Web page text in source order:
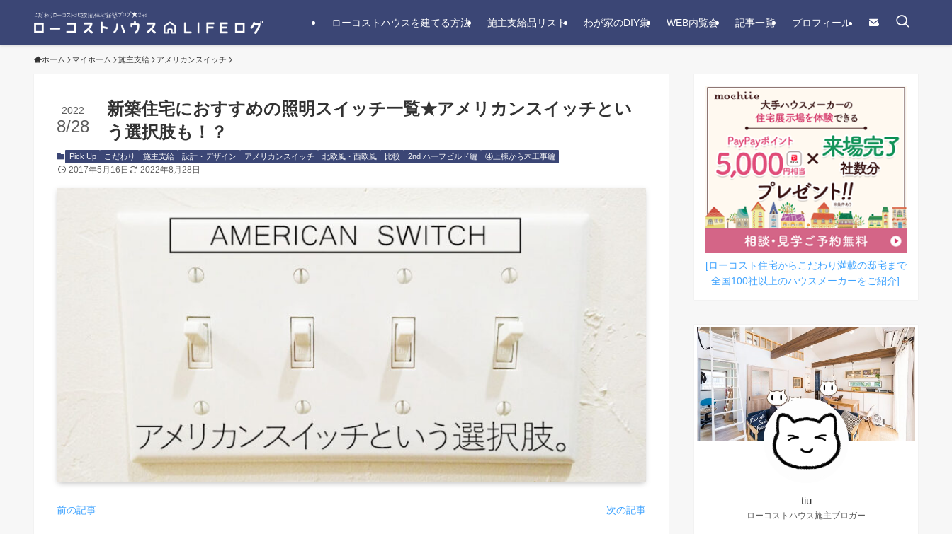
ローコストハウスを建てる方法 施主支給品リスト わが家のDIY集 WEB内覧会 記事一覧 プロフィール
ホーム マイホーム 施主支給 アメリカンスイッチ
新築住宅におすすめの照明スイッチ一覧★アメリカンスイッチとい
う選択肢も！？
2022
8/28
Pick Up こだわり 施主支給 設計・デザイン アメリカンスイッチ 北欧風・西欧風 比較 2nd ハーフビルド編 ④上棟から木工事編
2017年5月16日 2022年8月28日
前の記事 次の記事
[ローコスト住宅からこだわり満載の邸宅まで
全国100社以上のハウスメーカーをご紹介]
tiu
ローコストハウス施主ブロガー